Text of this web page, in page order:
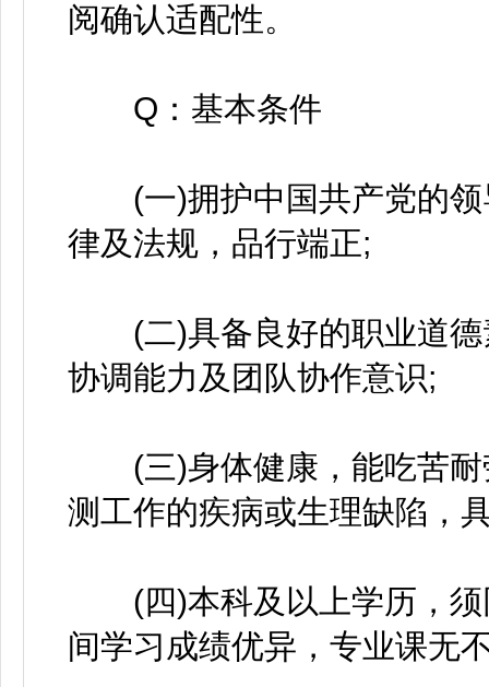
阅确认适配性。
Q：基本条件
(一)拥护中国共产党的领
律及法规，品行端正;
(二)具备良好的职业道德
协调能力及团队协作意识;
(三)身体健康，能吃苦耐
测工作的疾病或生理缺陷，
(四)本科及以上学历，须
间学习成绩优异，专业课无